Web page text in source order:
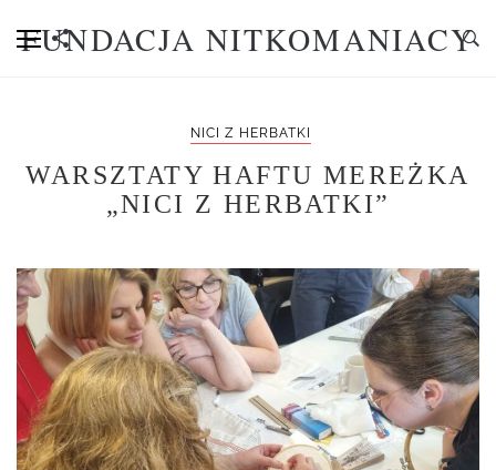
FUNDACJA NITKOMANIACY
NICI Z HERBATKI
WARSZTATY HAFTU MEREŻKA
„NICI Z HERBATKI”